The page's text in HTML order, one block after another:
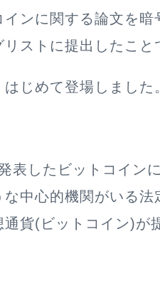
ンに関する論文を暗
ストに提出したこと
じめて登場しました
表したビットコイン
中心的機関がいる法
通貨(ビットコイン)が